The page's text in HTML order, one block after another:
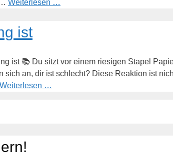
Weiterlesen …
ist
ist 📚 Du sitzt vor einem riesigen Stapel
an, dir ist schlecht? Diese Reaktion ist
Weiterlesen …